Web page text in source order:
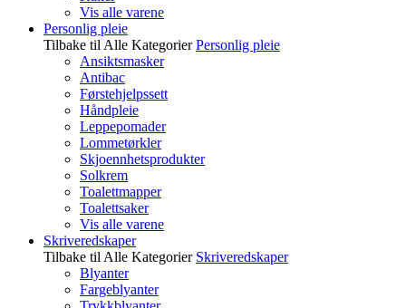
Vis alle varene
Personlig pleie
Tilbake til Alle Kategorier Personlig pleie
Ansiktsmasker
Antibac
Førstehjelpssett
Håndpleie
Leppepomader
Lommetørkler
Skjoennhetsprodukter
Solkrem
Toalettmapper
Toalettsaker
Vis alle varene
Skriveredskaper
Tilbake til Alle Kategorier Skriveredskaper
Blyanter
Fargeblyanter